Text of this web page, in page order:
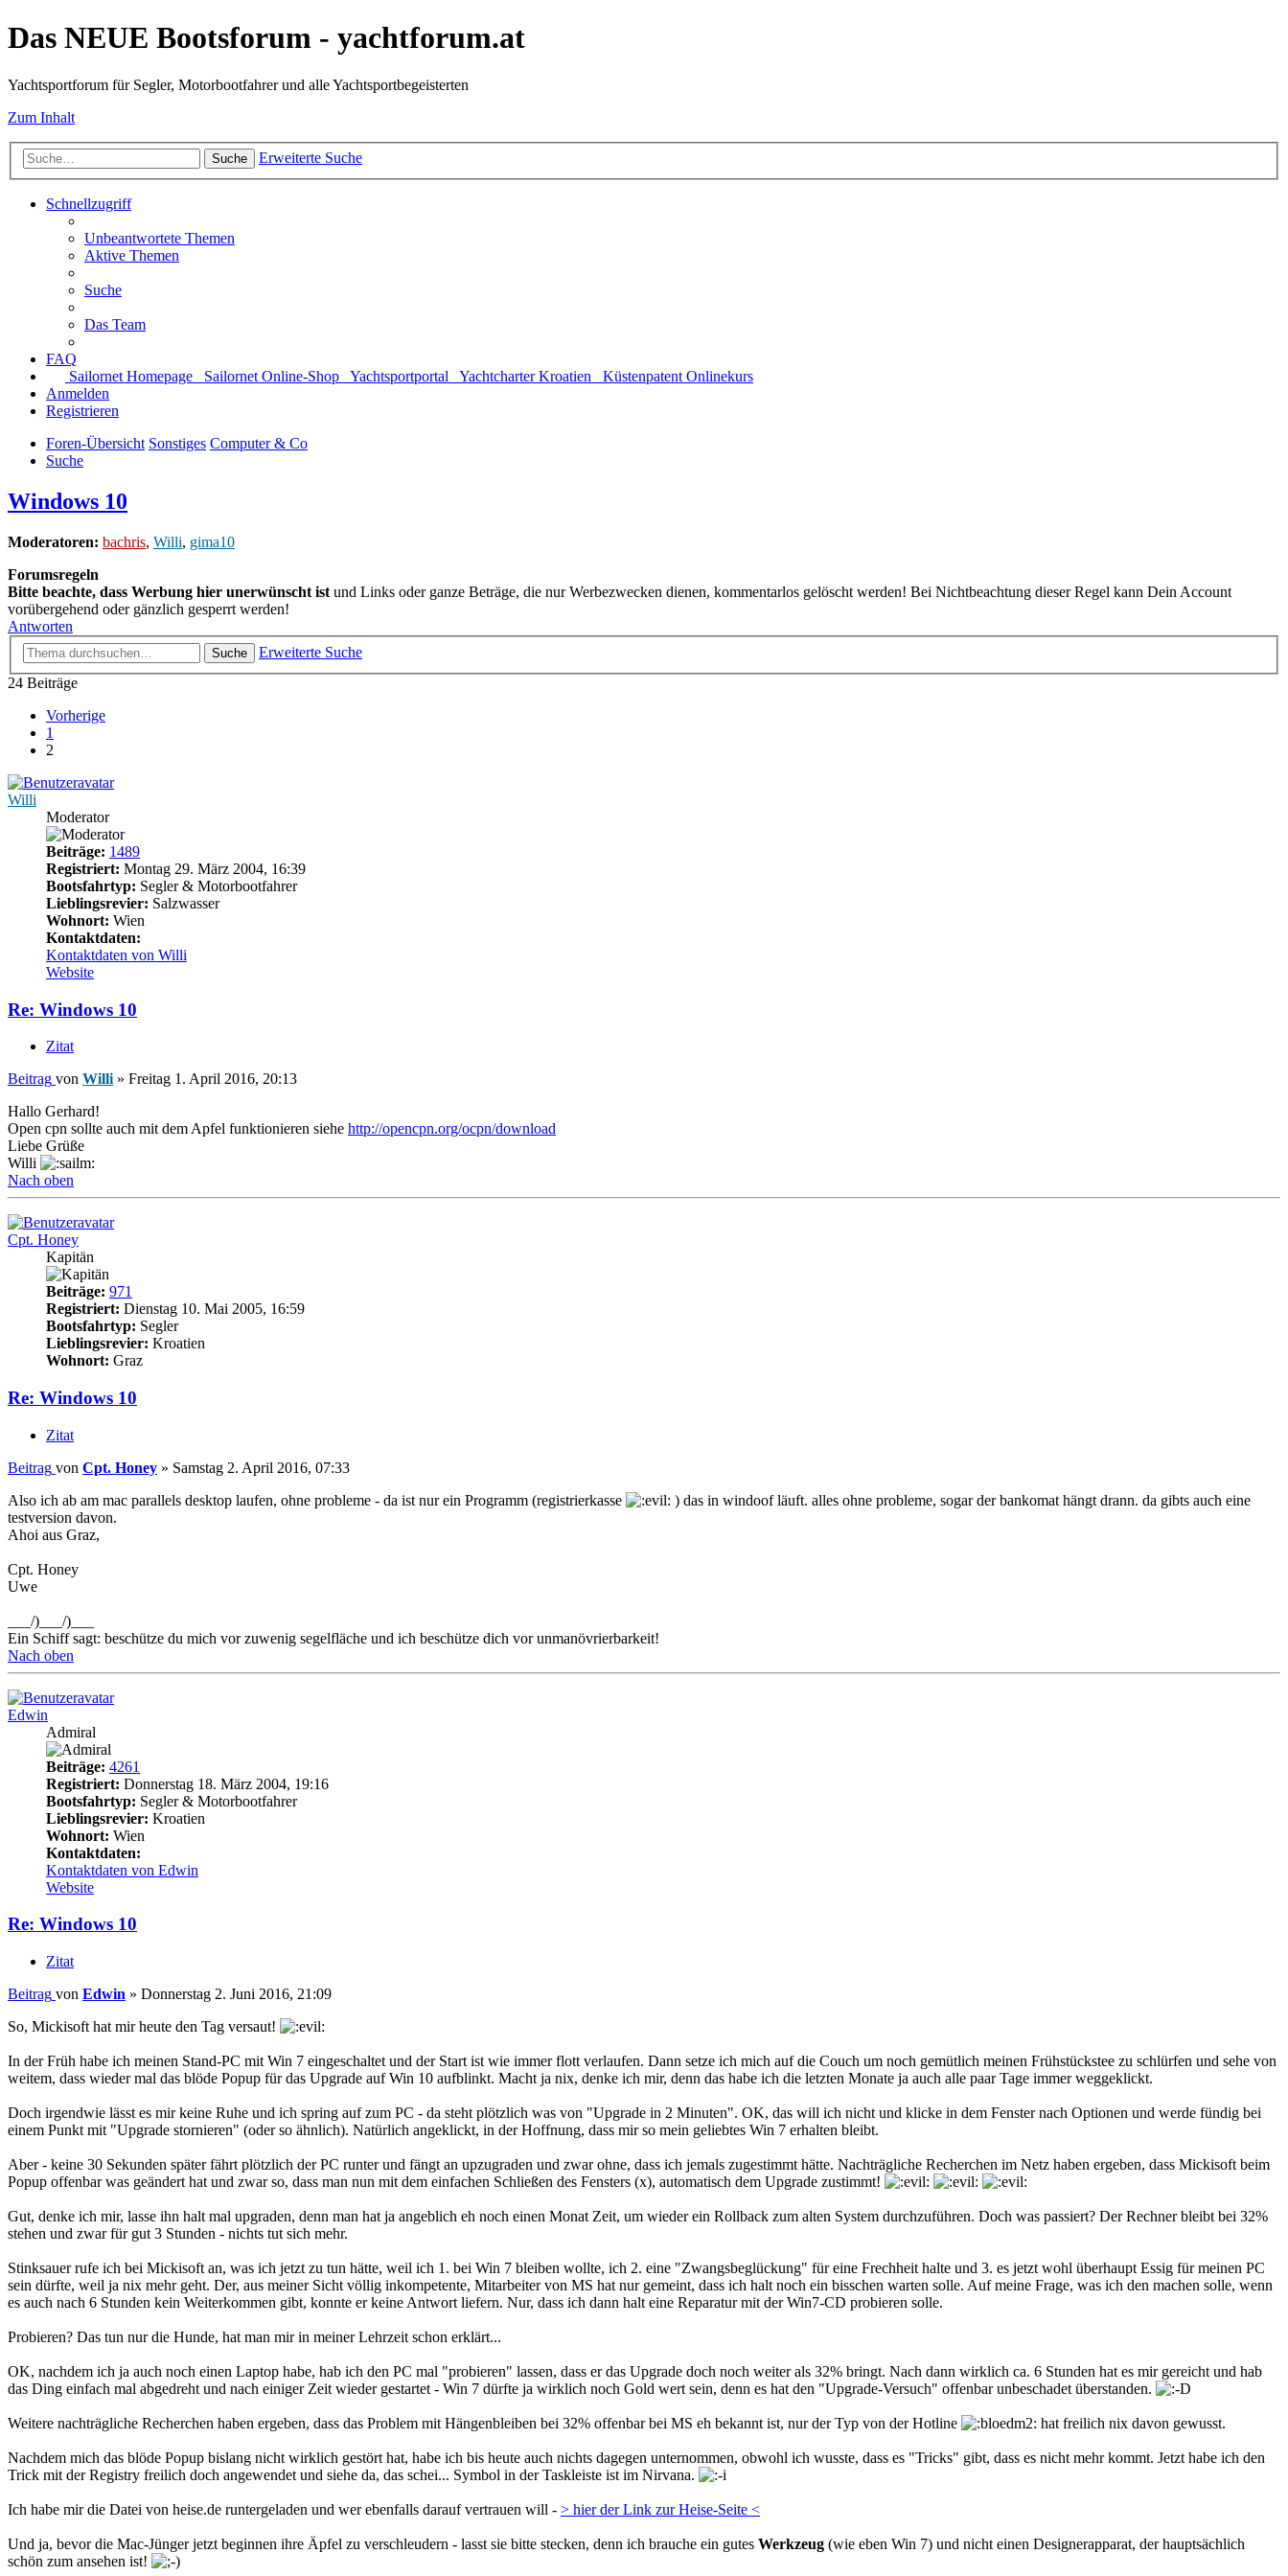
Das NEUE Bootsforum - yachtforum.at
Yachtsportforum für Segler, Motorbootfahrer und alle Yachtsportbegeisterten
Zum Inhalt
Suche Erweiterte Suche
Schnellzugriff
Unbeantwortete Themen
Aktive Themen
Suche
Das Team
FAQ
Sailornet Homepage
Sailornet Online-Shop Yachtsportportal Yachtcharter Kroatien
Küstenpatent Onlinekurs
Anmelden
Registrieren
Foren-Übersicht Sonstiges Computer & Co
Suche
Windows 10
Moderatoren: bachris, Willi, gima10
Forumsregeln
Bitte beachte, dass Werbung hier unerwünscht ist und Links oder ganze Beträge, die nur Werbezwecken dienen, kommentarlos gelöscht werden! Bei Nichtbeachtung dieser Regel kann Dein Account
vorübergehend oder gänzlich gesperrt werden!
Antworten
Suche
Erweiterte Suche
24 Beiträge
Vorherige
1
2
Willi
Moderator
Beiträge: 1489
Registriert: Montag 29. März 2004, 16:39
Bootsfahrtyp: Segler & Motorbootfahrer
Lieblingsrevier: Salzwasser
Wohnort: Wien
Kontaktdaten:
Kontaktdaten von Willi
Website
Re: Windows 10
Zitat
Beitrag von Willi » Freitag 1. April 2016, 20:13
Hallo Gerhard!
Open cpn sollte auch mit dem Apfel funktionieren siehe http://opencpn.org/ocpn/download
Liebe Grüße
Willi
Nach oben
Cpt. Honey
Kapitän
Beiträge: 971
Registriert: Dienstag 10. Mai 2005, 16:59
Bootsfahrtyp: Segler
Lieblingsrevier: Kroatien
Wohnort: Graz
Re: Windows 10
Zitat
Beitrag von Cpt. Honey » Samstag 2. April 2016, 07:33
Also ich ab am mac parallels desktop laufen, ohne probleme - da ist nur ein Programm (registrierkasse
) das in windoof läuft. alles ohne probleme, sogar der bankomat hängt drann. da gibts auch eine
testversion davon.
Ahoi aus Graz,
Cpt. Honey
Uwe
___/)___/)___
Ein Schiff sagt: beschütze du mich vor zuwenig segelfläche und ich beschütze dich vor unmanövrierbarkeit!
Nach oben
Edwin
Admiral
Beiträge: 4261
Registriert: Donnerstag 18. März 2004, 19:16
Bootsfahrtyp: Segler & Motorbootfahrer
Lieblingsrevier: Kroatien
Wohnort: Wien
Kontaktdaten:
Kontaktdaten von Edwin
Website
Re: Windows 10
Zitat
Beitrag von Edwin » Donnerstag 2. Juni 2016, 21:09
So, Mickisoft hat mir heute den Tag versaut!
In der Früh habe ich meinen Stand-PC mit Win 7 eingeschaltet und der Start ist wie immer flott verlaufen. Dann setze ich mich auf die Couch um noch gemütlich meinen Frühstückstee zu schlürfen und sehe von
weitem, dass wieder mal das blöde Popup für das Upgrade auf Win 10 aufblinkt. Macht ja nix, denke ich mir, denn das habe ich die letzten Monate ja auch alle paar Tage immer weggeklickt.
Doch irgendwie lässt es mir keine Ruhe und ich spring auf zum PC - da steht plötzlich was von "Upgrade in 2 Minuten". OK, das will ich nicht und klicke in dem Fenster nach Optionen und werde fündig bei
einem Punkt mit "Upgrade stornieren" (oder so ähnlich). Natürlich angeklickt, in der Hoffnung, dass mir so mein geliebtes Win 7 erhalten bleibt.
Aber - keine 30 Sekunden später fährt plötzlich der PC runter und fängt an upzugraden und zwar ohne, dass ich jemals zugestimmt hätte. Nachträgliche Recherchen im Netz haben ergeben, dass Mickisoft beim
Popup offenbar was geändert hat und zwar so, dass man nun mit dem einfachen Schließen des Fensters (x), automatisch dem Upgrade zustimmt!
Gut, denke ich mir, lasse ihn halt mal upgraden, denn man hat ja angeblich eh noch einen Monat Zeit, um wieder ein Rollback zum alten System durchzuführen. Doch was passiert? Der Rechner bleibt bei 32%
stehen und zwar für gut 3 Stunden - nichts tut sich mehr.
Stinksauer rufe ich bei Mickisoft an, was ich jetzt zu tun hätte, weil ich 1. bei Win 7 bleiben wollte, ich 2. eine "Zwangsbeglückung" für eine Frechheit halte und 3. es jetzt wohl überhaupt Essig für meinen PC
sein dürfte, weil ja nix mehr geht. Der, aus meiner Sicht völlig inkompetente, Mitarbeiter von MS hat nur gemeint, dass ich halt noch ein bisschen warten solle. Auf meine Frage, was ich den machen solle, wenn
es auch nach 6 Stunden kein Weiterkommen gibt, konnte er keine Antwort liefern. Nur, dass ich dann halt eine Reparatur mit der Win7-CD probieren solle.
Probieren? Das tun nur die Hunde, hat man mir in meiner Lehrzeit schon erklärt...
OK, nachdem ich ja auch noch einen Laptop habe, hab ich den PC mal "probieren" lassen, dass er das Upgrade doch noch weiter als 32% bringt. Nach dann wirklich ca. 6 Stunden hat es mir gereicht und hab
das Ding einfach mal abgedreht und nach einiger Zeit wieder gestartet - Win 7 dürfte ja wirklich noch Gold wert sein, denn es hat den "Upgrade-Versuch" offenbar unbeschadet überstanden.
Weitere nachträgliche Recherchen haben ergeben, dass das Problem mit Hängenbleiben bei 32% offenbar bei MS eh bekannt ist, nur der Typ von der Hotline hat freilich nix davon gewusst.
Nachdem mich das blöde Popup bislang nicht wirklich gestört hat, habe ich bis heute auch nichts dagegen unternommen, obwohl ich wusste, dass es "Tricks" gibt, dass es nicht mehr kommt. Jetzt habe ich den
Trick mit der Registry freilich doch angewendet und siehe da, das schei... Symbol in der Taskleiste ist im Nirvana.
Ich habe mir die Datei von heise.de runtergeladen und wer ebenfalls darauf vertrauen will - > hier der Link zur Heise-Seite <
Und ja, bevor die Mac-Jünger jetzt beginnen ihre Äpfel zu verschleudern - lasst sie bitte stecken, denn ich brauche ein gutes Werkzeug (wie eben Win 7) und nicht einen Designerapparat, der hauptsächlich
schön zum ansehen ist!